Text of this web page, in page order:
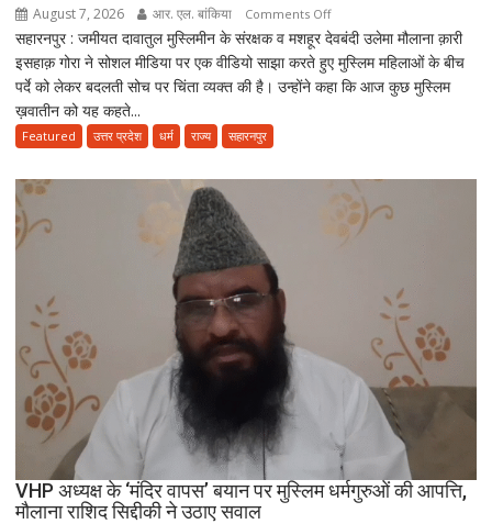
August 7, 2026 आर. एल. बांकिया Comments Offon
”इस्लाम
नए
ज़माने
नहीं,
क़ुरआन
उलेमा
सहारनपुर : जमीयत दावातुल मुस्लिमीन के संरक्षक व मशहूर देवबंदी उलेमा मौलाना क़ारी
इसहाक़ गोरा ने सोशल मीडिया पर एक वीडियो साझा करते हुए मुस्लिम महिलाओं के बीच
पर्दे को लेकर बदलती सोच पर चिंता व्यक्त की है। उन्होंने कहा कि आज कुछ मुस्लिम
ख़वातीन को यह कहते...
Featured उत्तर प्रदेश धर्म राज्य सहारनपुर
VHP अध्यक्ष के ‘मंदिर वापस’ बयान पर मुस्लिम धर्मगुरुओं की आपत्ति,
मौलाना राशिद सिद्दीकी ने उठाए सवाल